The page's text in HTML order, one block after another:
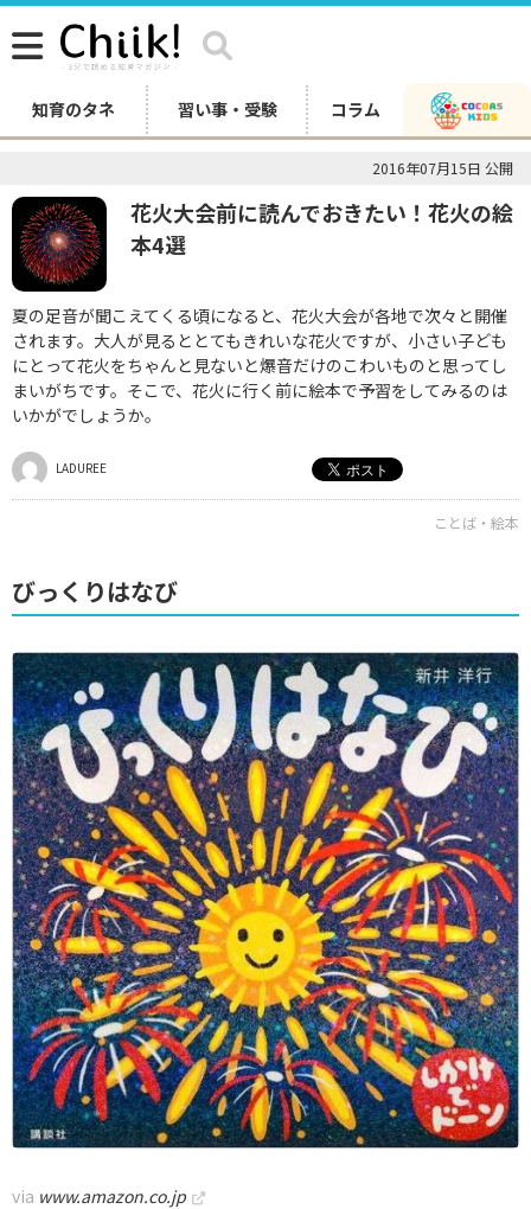
知育のタネ 習い事・受験 コラム
2016年07月15日 公開
花火大会前に読んでおきたい！花火の絵
本4選
夏の足音が聞こえてくる頃になると、花火大会が各地で次々と開催
されます。大人が見るととてもきれいな花火ですが、小さい子ども
にとって花火をちゃんと見ないと爆音だけのこわいものと思ってし
まいがちです。そこで、花火に行く前に絵本で予習をしてみるのは
いかがでしょうか。
LADUREE
ことば・絵本
びっくりはなび
via www.amazon.co.jp